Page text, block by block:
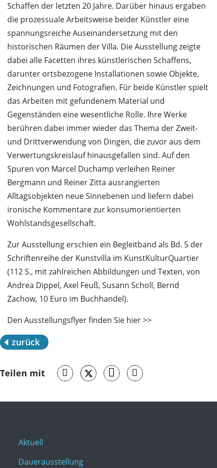
Schaffen der letzten 20 Jahre. Darüber hinaus ergaben
die prozessuale Arbeitsweise beider Künstler eine
spannungsreiche Auseinandersetzung mit den
historischen Räumen der Villa. Die Ausstellung zeigte
dabei alle Facetten ihres künstlerischen Schaffens,
darunter ortsbezogene Installationen sowie Objekte,
Zeichnungen und Fotografien. Für beide Künstler spielt
das Arbeiten mit gefundenem Material und
Gegenständen eine wesentliche Rolle. Ihre Werke
berühren dabei immer wieder das Thema der Zweit-
und Drittverwendung von Dingen, die zuvor aus dem
Verwertungskreislauf hinausgefallen sind. Auf den
Spuren von Marcel Duchamp verleihen Reiner
Bergmann und Reiner Zitta ausrangierten
Alltagsobjekten neue Sinnebenen und liefern dabei
ironische Kommentare zur konsumorientierten
Wohlstandsgesellschaft.
Zur Ausstellung erschien ein Begleitband als Bd. 5 der
Schriftenreihe der Kunstvilla im KunstKulturQuartier
(112 S., mit zahlreichen Abbildungen und Texten, von
Andrea Dippel, Axel Feuß, Susann Scholl, Bernd
Zachow, 10 Euro im Buchhandel).
Den Ausstellungsflyer finden Sie hier >>
zurück
Teilen mit
Aktuell
Dauerausstellung